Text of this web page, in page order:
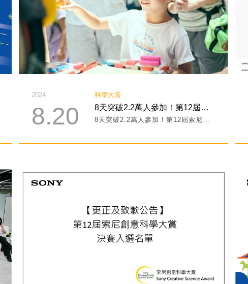
2024
8.20
科學大賞
8天突破2.2萬人參加！第12屆索尼創意科學大賞和小朋友FUN玩暑假